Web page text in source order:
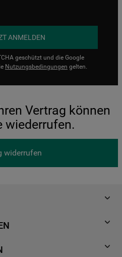
ANMELDEN
geschützt und die Google
Nutzungsbedingungen gelten.
Vertrag können
wiederrufen.
widerrufen